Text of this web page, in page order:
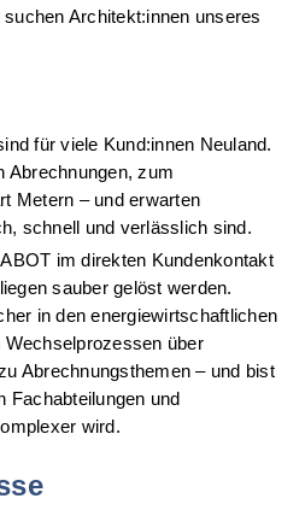
Architekt:innen unseres
für viele Kund:innen Neuland.
Abrechnungen, zum
Metern – und erwarten
schnell und verlässlich sind.
im direkten Kundenkontakt
sauber gelöst werden.
in den energiewirtschaftlichen
über
Abrechnungsthemen – und bist
Fachabteilungen und
wird.